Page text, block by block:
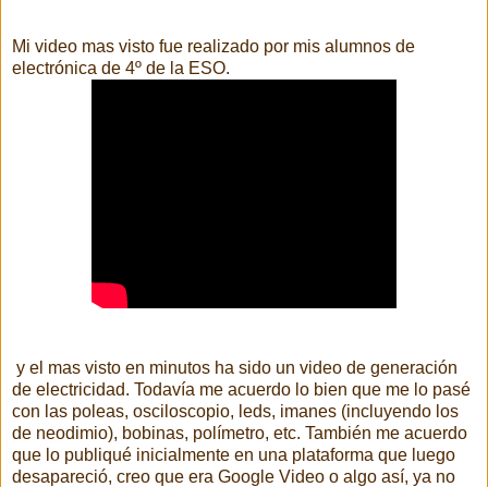
Mi video mas visto fue realizado por mis alumnos de
electrónica de 4º de la ESO.
y el mas visto en minutos ha sido un video de generación
de electricidad. Todavía me acuerdo lo bien que me lo pasé
con las poleas, osciloscopio, leds, imanes (incluyendo los
de neodimio), bobinas, polímetro, etc. También me acuerdo
que lo publiqué inicialmente en una plataforma que luego
desapareció, creo que era Google Video o algo así, ya no